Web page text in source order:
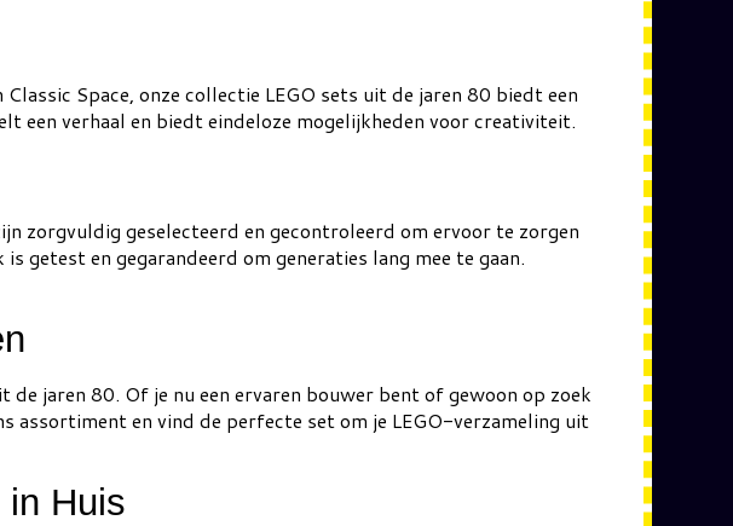
Space, onze collectie LEGO sets uit de jaren 80 biedt een
een verhaal en biedt eindeloze mogelijkheden voor creativiteit.
zorgvuldig geselecteerd en gecontroleerd om ervoor te zorgen
getest en gegarandeerd om generaties lang mee te gaan.
jaren 80. Of je nu een ervaren bouwer bent of gewoon op zoek
assortiment en vind de perfecte set om je LEGO-verzameling uit
in Huis